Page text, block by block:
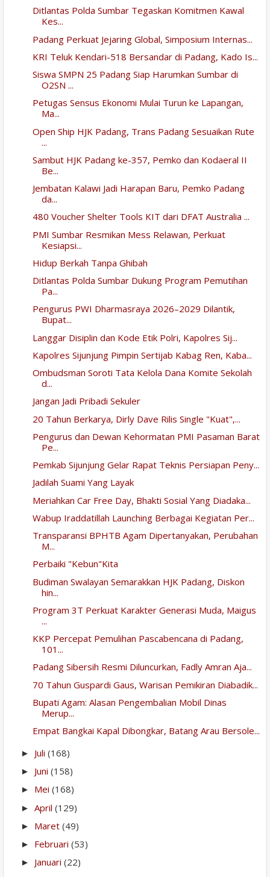
Ditlantas Polda Sumbar Tegaskan Komitmen Kawal
Kes...
Padang Perkuat Jejaring Global, Simposium Internas...
KRI Teluk Kendari-518 Bersandar di Padang, Kado Is...
Siswa SMPN 25 Padang Siap Harumkan Sumbar di
O2SN ...
Petugas Sensus Ekonomi Mulai Turun ke Lapangan,
Ma...
Open Ship HJK Padang, Trans Padang Sesuaikan Rute
...
Sambut HJK Padang ke-357, Pemko dan Kodaeral II
Be...
Jembatan Kalawi Jadi Harapan Baru, Pemko Padang
da...
480 Voucher Shelter Tools KIT dari DFAT Australia ...
PMI Sumbar Resmikan Mess Relawan, Perkuat
Kesiapsi...
Hidup Berkah Tanpa Ghibah
Ditlantas Polda Sumbar Dukung Program Pemutihan
Pa...
Pengurus PWI Dharmasraya 2026–2029 Dilantik,
Bupat...
Langgar Disiplin dan Kode Etik Polri, Kapolres Sij...
Kapolres Sijunjung Pimpin Sertijab Kabag Ren, Kaba...
Ombudsman Soroti Tata Kelola Dana Komite Sekolah
d...
Jangan Jadi Pribadi Sekuler
20 Tahun Berkarya, Dirly Dave Rilis Single "Kuat",...
Pengurus dan Dewan Kehormatan PMI Pasaman Barat
Pe...
Pemkab Sijunjung Gelar Rapat Teknis Persiapan Peny...
Jadilah Suami Yang Layak
Meriahkan Car Free Day, Bhakti Sosial Yang Diadaka...
Wabup Iraddatillah Launching Berbagai Kegiatan Per...
Transparansi BPHTB Agam Dipertanyakan, Perubahan
M...
Perbaiki "Kebun"Kita
Budiman Swalayan Semarakkan HJK Padang, Diskon
hin...
Program 3T Perkuat Karakter Generasi Muda, Maigus
...
KKP Percepat Pemulihan Pascabencana di Padang,
101...
Padang Sibersih Resmi Diluncurkan, Fadly Amran Aja...
70 Tahun Guspardi Gaus, Warisan Pemikiran Diabadik...
Bupati Agam: Alasan Pengembalian Mobil Dinas
Merup...
Empat Bangkai Kapal Dibongkar, Batang Arau Bersole...
► Juli (168)
► Juni (158)
► Mei (168)
► April (129)
► Maret (49)
► Februari (53)
► Januari (22)